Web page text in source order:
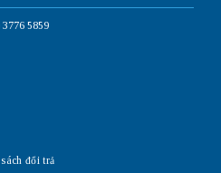
5859
đổi trả